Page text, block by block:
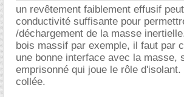
un revêtement faiblement effusif
conductivité suffisante pour
/déchargement de la masse
bois massif par exemple, il faut par
une bonne interface avec la masse,
emprisonné qui joue le rôle d'isolant.
collée.